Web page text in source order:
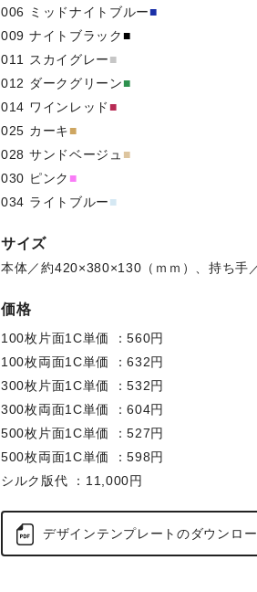
006 ミッドナイトブルー■
009 ナイトブラック■
011 スカイグレー■
012 ダークグリーン■
014 ワインレッド■
025 カーキ■
028 サンドベージュ ■
030 ピンク ■
034 ライトブルー■
サイズ
本体／約420×380×130（ｍｍ）、持ち手
価格
100枚片面1C単価 ：560円
100枚両面1C単価 ：632円
300枚片面1C単価 ：532円
300枚両面1C単価 ：604円
500枚片面1C単価 ：527円
500枚両面1C単価 ：598円
シルク版代 ：11,000円
デザインテンプレートのダウンロ